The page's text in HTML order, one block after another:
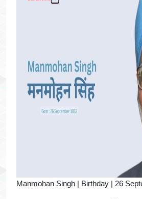
Manmohan Singh | Birthday | 26